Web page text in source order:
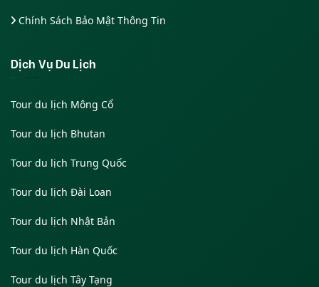
Chính Sách Bảo Mật Thông Tin
Dịch Vụ Du Lịch
Tour du lịch Mông Cổ
Tour du lịch Bhutan
Tour du lịch Trung Quốc
Tour du lịch Đài Loan
Tour du lịch Nhật Bản
Tour du lịch Hàn Quốc
Tour du lịch Tây Tạng